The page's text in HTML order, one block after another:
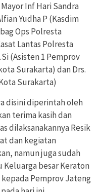
Inf Hari Sandra
Yudha P (Kasdim
Ops Polresta
Lantas Polresta
(Asisten 1 Pemprov
Surakarta) dan Drs.
Surakarta)
disini diperintah oleh
terima kasih dan
dilaksanakannya Resik
dan kegiatan
namun juga sudah
besar Keraton
Pemprov Jateng